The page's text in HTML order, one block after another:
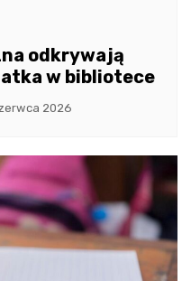
odkrywają
w bibliotece
2026